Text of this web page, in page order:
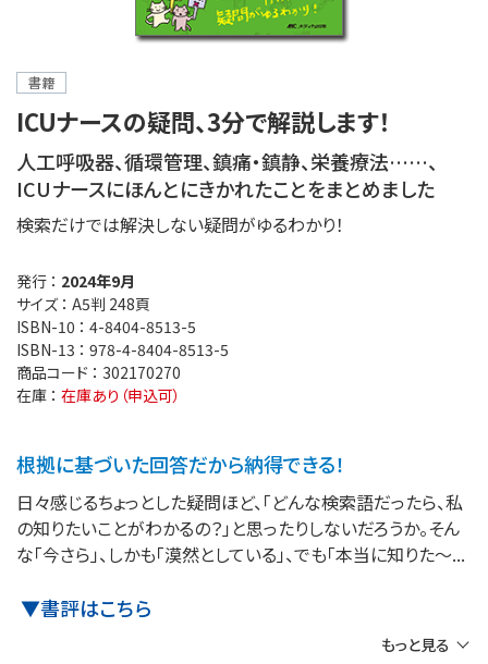
書籍
ICUナースの疑問、3分で解説します！
人工呼吸器、循環管理、鎮痛・鎮静、栄養療法……、
ICUナースにほんとにきかれたことをまとめました
検索だけでは解決しない疑問がゆるわかり！
発行 ： 2024年9月
サイズ ： A5判 248頁
ISBN-10 ： 4-8404-8513-5
ISBN-13 ： 978-4-8404-8513-5
商品コード ： 302170270
在庫 ： 在庫あり（申込可）
根拠に基づいた回答だから納得できる！
日々感じるちょっとした疑問ほど、「どんな検索語だったら、私
の知りたいことがわかるの？」と思ったりしないだろうか。そん
な「今さら」、しかも「漠然としている」、でも「本当に知りた～
▼書評はこちら
もっと見る